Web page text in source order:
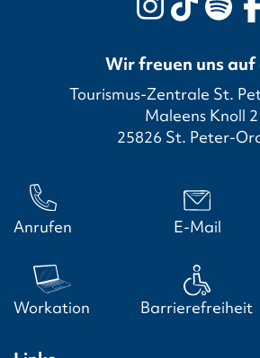
Wir freuen uns auf
Tourismus-Zentrale St.
Maleens Knoll 2
25826 St. Peter-
Anrufen E-Mail
Workation Barrierefreiheit